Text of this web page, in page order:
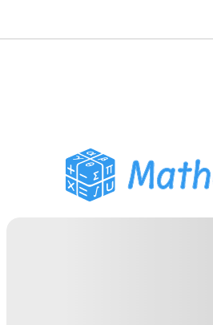
Assistant Devoirs PDF
Outils d'étude